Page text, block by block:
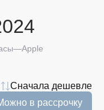
Apple
Сначала дешевле
в рассрочку